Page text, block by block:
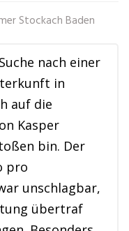
Stockach Baden
nach einer
in
auf die
Kasper
bin. Der
pro
unschlagbar,
übertraf